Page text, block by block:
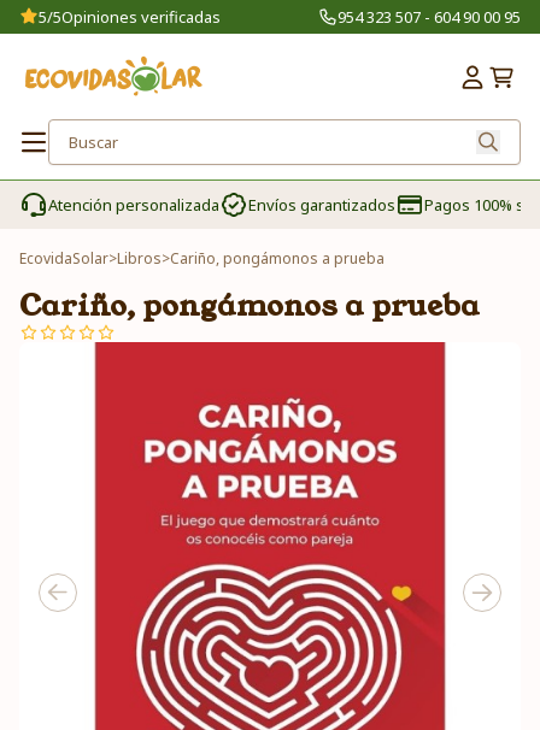
5/5Opiniones verificadas 954 323 507 - 604 90 00 95
Atención personalizada Envíos garantizados Pagos 100%
EcovidaSolar>Libros>Cariño, pongámonos a prueba
Cariño, pongámonos a prueba